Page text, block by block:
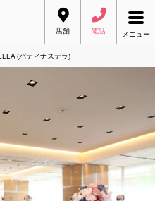
店舗 電話 メニュー
(パティナステラ)